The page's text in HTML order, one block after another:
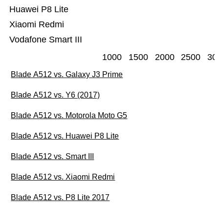
Vodafone Smart III
Xiaomi Redmi
Huawei P8 Lite
1000 1500 2000 2500
Blade A512 vs. Galaxy J3 Prime
Blade A512 vs. Y6 (2017)
Blade A512 vs. Motorola Moto G5
Blade A512 vs. Huawei P8 Lite
Blade A512 vs. Smart III
Blade A512 vs. Xiaomi Redmi
Blade A512 vs. P8 Lite 2017